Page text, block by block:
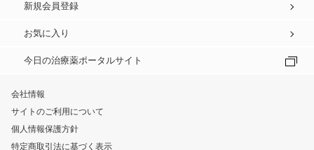
新規会員登録
お気に入り
今日の治療薬ポータルサイト
会社情報
サイトのご利用について
個人情報保護方針
特定商取引法に基づく表示